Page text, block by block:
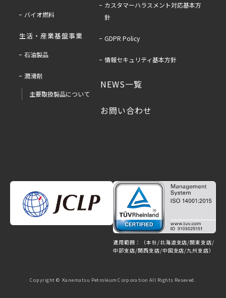
バイオ燃料
生活・産業基盤事業
石油製品
潤滑剤
主要取扱製品について
カスタマーハラスメント対応基本方
針
GDPR Policy
情報セキュリティ基本方針
NEWS一覧
お問い合わせ
適用範囲：（本社/北海道支店/関東支店/
中部支店/関西支店/中国支店/九州支店）
Copyright © Kanematsu Petroleum Corporation All Rights Reseved.